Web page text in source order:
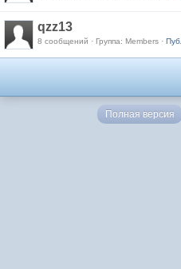
qzz13
8 сообщений · Группа: Members ·
Полная версия